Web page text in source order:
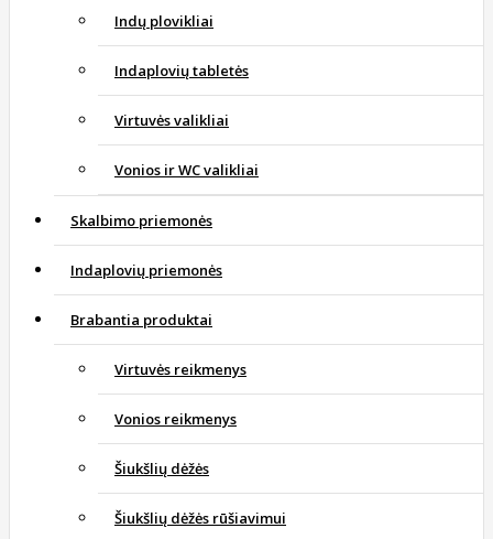
Indų plovikliai
Indaplovių tabletės
Virtuvės valikliai
Vonios ir WC valikliai
Skalbimo priemonės
Indaplovių priemonės
Brabantia produktai
Virtuvės reikmenys
Vonios reikmenys
Šiukšlių dėžės
Šiukšlių dėžės rūšiavimui